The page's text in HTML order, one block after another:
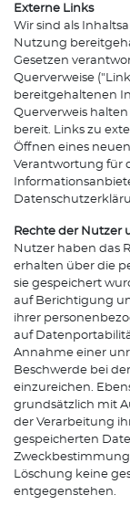
Externe Links
Wir sind als
Nutzung
Gesetzen
Querverweise
bereitgehaltenen
Querverweis
bereit. Links zu
Öffnen eines
Verantwortung für
Rechte der Nutzer
Nutzer haben das
erhalten über die
sie gespeichert
auf Berichtigung
ihrer
auf
Annahme einer
Beschwerde bei
einzureichen.
grundsätzlich mit
der Verarbeitung
gespeicherten
Löschung keine
entgegenstehen.